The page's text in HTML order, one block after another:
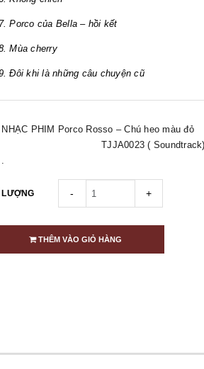
7. Porco của Bella – hồi kết
Mùa cherry
Đôi khi là những câu chuyện cũ
NHẠC PHIM Porco Rosso – Chú heo màu đỏ
( Soundtrack)
LƯỢNG - +
THÊM VÀO GIỎ HÀNG